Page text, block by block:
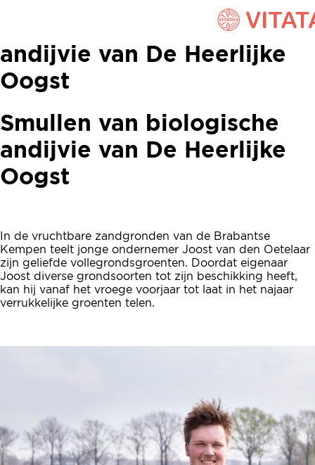
Smullen van biologische
andijvie van De Heerlijke
Oogst
Smullen van biologische
andijvie van De Heerlijke
Oogst
In de vruchtbare zandgronden van de Brabantse
Kempen teelt jonge ondernemer Joost van den Oetelaar
zijn geliefde vollegrondsgroenten. Doordat eigenaar
Joost diverse grondsoorten tot zijn beschikking heeft,
kan hij vanaf het vroege voorjaar tot laat in het najaar
verrukkelijke groenten telen.